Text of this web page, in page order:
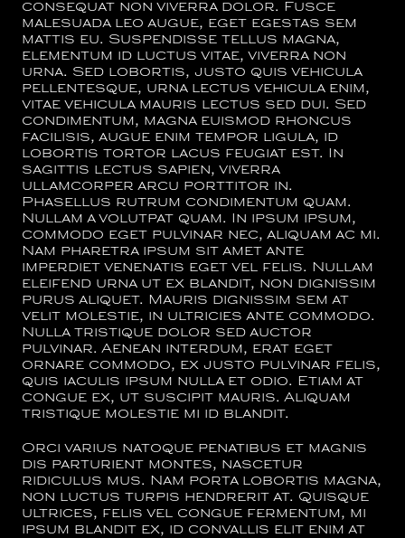
consequat non viverra dolor. Fusce
malesuada leo augue, eget egestas sem
mattis eu. Suspendisse tellus magna,
elementum id luctus vitae, viverra non
urna. Sed lobortis, justo quis vehicula
pellentesque, urna lectus vehicula enim,
vitae vehicula mauris lectus sed dui. Sed
condimentum, magna euismod rhoncus
facilisis, augue enim tempor ligula, id
lobortis tortor lacus feugiat est. In
sagittis lectus sapien, viverra
ullamcorper arcu porttitor in.
Phasellus rutrum condimentum quam.
Nullam a volutpat quam. In ipsum ipsum,
commodo eget pulvinar nec, aliquam ac mi.
Nam pharetra ipsum sit amet ante
imperdiet venenatis eget vel felis. Nullam
eleifend urna ut ex blandit, non dignissim
purus aliquet. Mauris dignissim sem at
velit molestie, in ultricies ante commodo.
Nulla tristique dolor sed auctor
pulvinar. Aenean interdum, erat eget
ornare commodo, ex justo pulvinar felis,
quis iaculis ipsum nulla et odio. Etiam at
congue ex, ut suscipit mauris. Aliquam
tristique molestie mi id blandit.
Orci varius natoque penatibus et magnis
dis parturient montes, nascetur
ridiculus mus. Nam porta lobortis magna,
non luctus turpis hendrerit at. Quisque
ultrices, felis vel congue fermentum, mi
ipsum blandit ex, id convallis elit enim at